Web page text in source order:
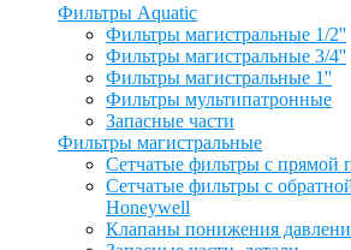
Фильтры Aquatic
Фильтры магистральные 1/2''
Фильтры магистральные 3/4''
Фильтры магистральные 1''
Фильтры мультипатронные
Запасные части
Фильтры магистральные
Сетчатые фильтры с прямой
Сетчатые фильтры с
Honeywell
Клапаны понижения